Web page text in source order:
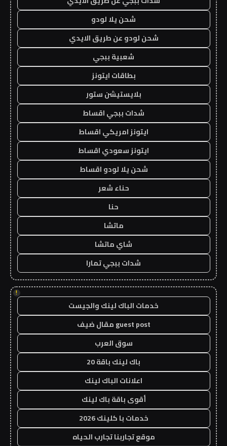
شحن يلا لودو
شحن لودو عن طريق الايدي
شعبية ببجي
بطاقات ايتونز
بلايستيشن ستور
شدات ببجي اقساط
ايتونز امريكي اقساط
ايتونز سعودي اقساط
شحن يلا لودو اقساط
حناء شعر
حنا
ماتشا
شاي ماتشا
شدات ببجي تمارا
!
خدمات الباك لينك والجيست
guest post مقال ضيف
سوق العرب
باك لينك باقة 20
اعلانات الباك لينك
أقوى باقة باك لينك
خدمات با كلينك 2026
موقع تجاربنا تجارب الحياه